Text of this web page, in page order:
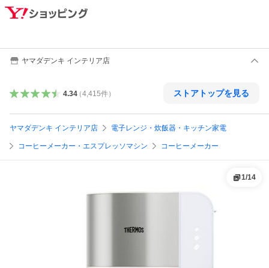
ヤマダデンキ インテリア店
4.34（4,415件） ストアトップを見る
ヤマダデンキ インテリア店 電子レンジ・炊飯器・キッチン家電
コーヒーメーカー・エスプレッソマシン コーヒーメーカー
1/14